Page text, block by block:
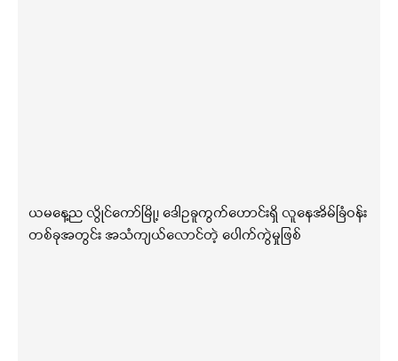
ယမနေ့ည လွိုင်ကော်မြို့၊ ဒေါဥခူကွက်ဟောင်းရှိ လူနေအိမ်ခြံဝန်း
တစ်ခုအတွင်း အသံကျယ်လောင်တဲ့ ပေါက်ကွဲမှုဖြစ်